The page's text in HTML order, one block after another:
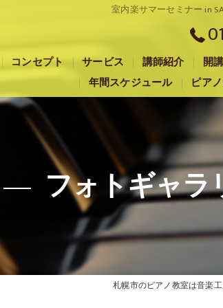
室内楽サマーセミナー in
コンセプト
札幌市のピアノ教室･音楽工房G.M.P the 大楽
札幌市のピアノ教室･音楽工房G.M.P the 大楽
札幌市のピアノ教室･音楽工房G.M.P the 大楽
サービス 講師紹介 開
年間スケジュール
ピア
フォトギャラ
札幌市のピアノ教室は音楽